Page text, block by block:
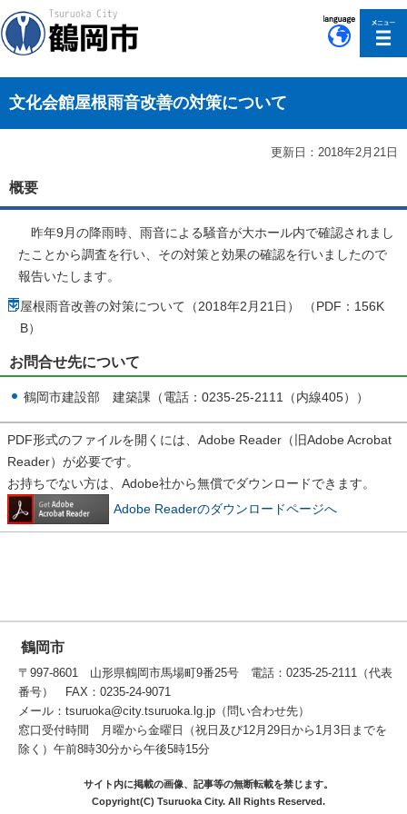
文化会館屋根雨音改善の対策について
更新日：2018年2月21日
概要
昨年9月の降雨時、雨音による騒音が大ホール内で確認されまし
たことから調査を行い、その対策と効果の確認を行いましたので
報告いたします。
屋根雨音改善の対策について（2018年2月21日） （PDF：156K
B）
お問合せ先について
鶴岡市建設部 建築課（電話：0235-25-2111（内線405））
PDF形式のファイルを開くには、Adobe Reader（旧Adobe Acrobat
Reader）が必要です。
お持ちでない方は、Adobe社から無償でダウンロードできます。
Adobe Readerのダウンロードページへ
鶴岡市
〒997-8601 山形県鶴岡市馬場町9番25号 電話：0235-25-2111（代表
番号） FAX：0235-24-9071
メール：tsuruoka@city.tsuruoka.lg.jp（問い合わせ先）
窓口受付時間 月曜から金曜日（祝日及び12月29日から1月3日までを
除く）午前8時30分から午後5時15分
サイト内に掲載の画像、記事等の無断転載を禁じます。
Copyright(C) Tsuruoka City. All Rights Reserved.